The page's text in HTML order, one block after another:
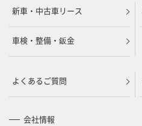
新車・中古車リース
車検・整備・鈑金
よくあるご質問
会社情報